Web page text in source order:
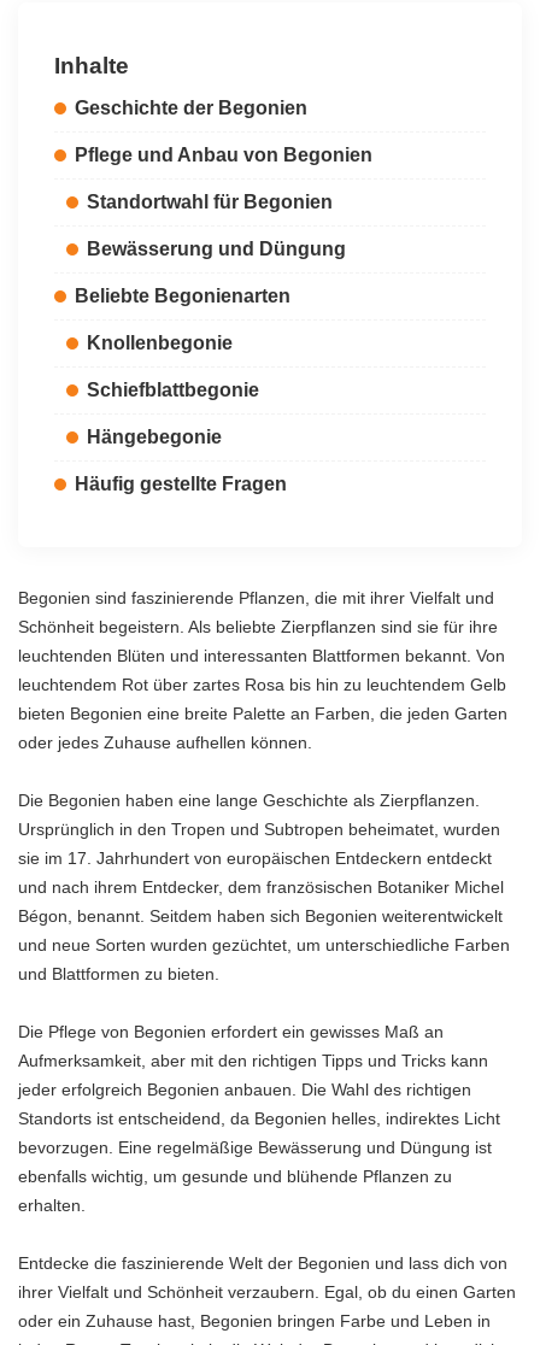
Inhalte
Geschichte der Begonien
Pflege und Anbau von Begonien
Standortwahl für Begonien
Bewässerung und Düngung
Beliebte Begonienarten
Knollenbegonie
Schiefblattbegonie
Hängebegonie
Häufig gestellte Fragen
Begonien sind faszinierende Pflanzen, die mit ihrer Vielfalt und
Schönheit begeistern. Als beliebte Zierpflanzen sind sie für ihre
leuchtenden Blüten und interessanten Blattformen bekannt. Von
leuchtendem Rot über zartes Rosa bis hin zu leuchtendem Gelb
bieten Begonien eine breite Palette an Farben, die jeden Garten
oder jedes Zuhause aufhellen können.
Die Begonien haben eine lange Geschichte als Zierpflanzen.
Ursprünglich in den Tropen und Subtropen beheimatet, wurden
sie im 17. Jahrhundert von europäischen Entdeckern entdeckt
und nach ihrem Entdecker, dem französischen Botaniker Michel
Bégon, benannt. Seitdem haben sich Begonien weiterentwickelt
und neue Sorten wurden gezüchtet, um unterschiedliche Farben
und Blattformen zu bieten.
Die Pflege von Begonien erfordert ein gewisses Maß an
Aufmerksamkeit, aber mit den richtigen Tipps und Tricks kann
jeder erfolgreich Begonien anbauen. Die Wahl des richtigen
Standorts ist entscheidend, da Begonien helles, indirektes Licht
bevorzugen. Eine regelmäßige Bewässerung und Düngung ist
ebenfalls wichtig, um gesunde und blühende Pflanzen zu
erhalten.
Entdecke die faszinierende Welt der Begonien und lass dich von
ihrer Vielfalt und Schönheit verzaubern. Egal, ob du einen Garten
oder ein Zuhause hast, Begonien bringen Farbe und Leben in